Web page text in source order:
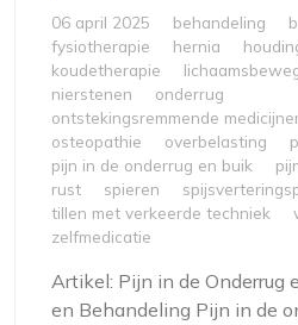
06 april 2025 behandeling
fysiotherapie
hernia
koudetherapie
nierstenen
onderrug
ontstekingsremmende
osteopathie
overbelasting
pijn in de onderrug en buik
rust
spieren
tillen met verkeerde techniek
zelfmedicatie
Artikel: Pijn in de Onderrug
en Behandeling Pijn in de